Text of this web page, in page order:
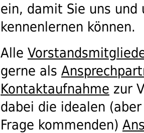
ein, damit Sie uns und
kennenlernen können.
Alle
gerne als
Kontaktaufnahme zur
dabei die idealen
Frage kommenden)